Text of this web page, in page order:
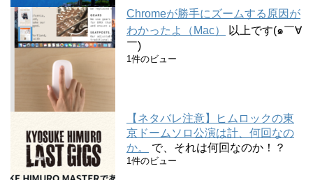
Chromeが勝手にズームする原因が
わかったよ（Mac）
以上です(๑￣∀
￣)
1件のビュー
【ネタバレ注意】ヒムロックの東
京ドームソロ公演は計、何回なの
か。
で、それは何回なのか！？
1件のビュー